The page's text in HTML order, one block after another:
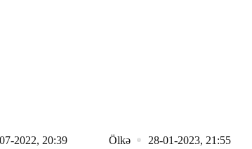
2022, 20:39 Ölkə 28-01-2023, 21:55